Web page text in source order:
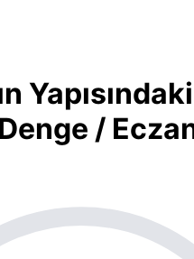
Yapısındaki
/